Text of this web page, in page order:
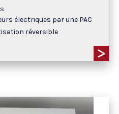
électriques par une PAC
réversible